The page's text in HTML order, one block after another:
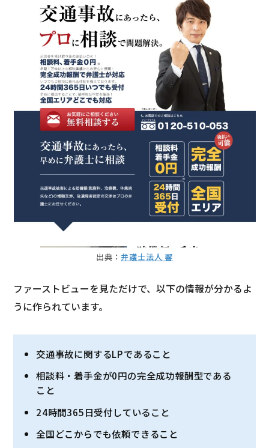
出典：弁護士法人 響
ファーストビューを見ただけで、以下の情報が分かるよ
うに作られています。
交通事故に関するLPであること
相談料・着手金が0円の完全成功報酬型である
こと
24時間365日受付していること
全国どこからでも依頼できること